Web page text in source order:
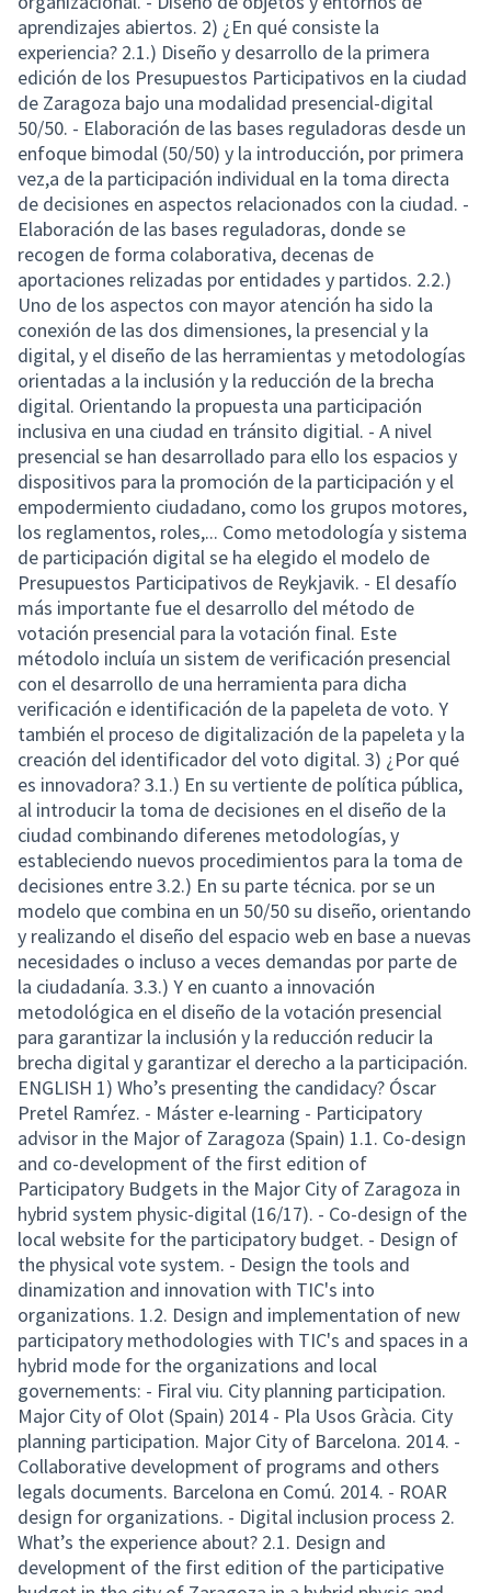
aprendizajes abiertos. 2) ¿En qué consiste la
experiencia? 2.1.) Diseño y desarrollo de la primera
edición de los Presupuestos Participativos en la ciudad
de Zaragoza bajo una modalidad presencial-digital
50/50. - Elaboración de las bases reguladoras desde un
enfoque bimodal (50/50) y la introducción, por primera
vez,a de la participación individual en la toma directa
de decisiones en aspectos relacionados con la ciudad. -
Elaboración de las bases reguladoras, donde se
recogen de forma colaborativa, decenas de
aportaciones relizadas por entidades y partidos. 2.2.)
Uno de los aspectos con mayor atención ha sido la
conexión de las dos dimensiones, la presencial y la
digital, y el diseño de las herramientas y metodologías
orientadas a la inclusión y la reducción de la brecha
digital. Orientando la propuesta una participación
inclusiva en una ciudad en tránsito digitial. - A nivel
presencial se han desarrollado para ello los espacios y
dispositivos para la promoción de la participación y el
empodermiento ciudadano, como los grupos motores,
los reglamentos, roles,... Como metodología y sistema
de participación digital se ha elegido el modelo de
Presupuestos Participativos de Reykjavik. - El desafío
más importante fue el desarrollo del método de
votación presencial para la votación final. Este
métodolo incluía un sistem de verificación presencial
con el desarrollo de una herramienta para dicha
verificación e identificación de la papeleta de voto. Y
también el proceso de digitalización de la papeleta y la
creación del identificador del voto digital. 3) ¿Por qué
es innovadora? 3.1.) En su vertiente de política pública,
al introducir la toma de decisiones en el diseño de la
ciudad combinando diferenes metodologías, y
estableciendo nuevos procedimientos para la toma de
decisiones entre 3.2.) En su parte técnica. por se un
modelo que combina en un 50/50 su diseño, orientando
y realizando el diseño del espacio web en base a nuevas
necesidades o incluso a veces demandas por parte de
la ciudadanía. 3.3.) Y en cuanto a innovación
metodológica en el diseño de la votación presencial
para garantizar la inclusión y la reducción reducir la
brecha digital y garantizar el derecho a la participación.
ENGLISH 1) Who’s presenting the candidacy? Óscar
Pretel Ramŕez. - Máster e-learning - Participatory
advisor in the Major of Zaragoza (Spain) 1.1. Co-design
and co-development of the first edition of
Participatory Budgets in the Major City of Zaragoza in
hybrid system physic-digital (16/17). - Co-design of the
local website for the participatory budget. - Design of
the physical vote system. - Design the tools and
dinamization and innovation with TIC's into
organizations. 1.2. Design and implementation of new
participatory methodologies with TIC's and spaces in a
hybrid mode for the organizations and local
governements: - Firal viu. City planning participation.
Major City of Olot (Spain) 2014 - Pla Usos Gràcia. City
planning participation. Major City of Barcelona. 2014. -
Collaborative development of programs and others
legals documents. Barcelona en Comú. 2014. - ROAR
design for organizations. - Digital inclusion process 2.
What’s the experience about? 2.1. Design and
development of the first edition of the participative